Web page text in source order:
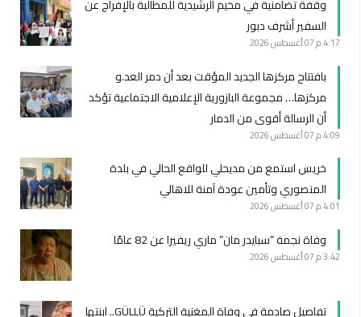
وقفة تضامنية في مخيم الرشيدية للمطالبة بالإفراج عن
السفير أشرف دبور
4:17 م 07 أغسطس 2026
بافتتاح مركزها الجديد المؤقت بعد أن دمر العد.و
مركزها… مجموعة البازورية الإعلامية الاجتماعية تؤكد
أن الرسالة أقوى من الدمار
4:09 م 07 أغسطس 2026
خريس استمع من مديحلي للواقع الحالي في بلدة
المنصوري وتأمين عودة آمنة للاهالي
4:01 م 07 أغسطس 2026
وفاة نجمة “سبايدر مان” ماري ريفيرا عن 82 عامًا
3:42 م 07 أغسطس 2026
تفاصيل صادمة في وفاة المغنية التركية GÜLLÜ.. ابنتها